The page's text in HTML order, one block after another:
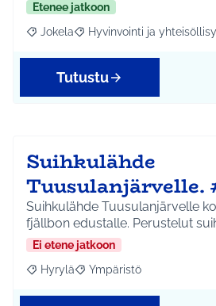
Etenee jatkoon
Rajaa tulokset aihepiirin mukaan:
Jokela Rajaa tulokset teeman
Hyvinvointi ja
Tutustu
Suihkulähde
Tuusulanjärvelle.
Suihkulähde Tuusulanjärvelle
fjällbon edustalle.
Ei etene jatkoon
Rajaa tulokset aihepiirin mukaan:
Hyrylä Rajaa tulokset teeman
Ympäristö